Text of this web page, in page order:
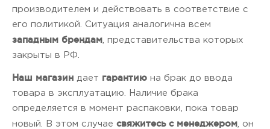
производителем и действовать в соответствие с
его политикой. Ситуация аналогична всем
западным брендам , представительства которых
закрыты в РФ.
Наш магазин дает гарантию на брак до ввода
товара в эксплуатацию. Наличие брака
определяется в момент распаковки, пока товар
новый. В этом случае свяжитесь с менеджером , он